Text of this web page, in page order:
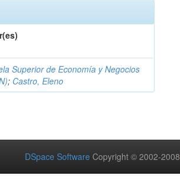
Superior de Economía y Negocios
; Castro, Eleno
DSpace Software Copyright © 2002-2008